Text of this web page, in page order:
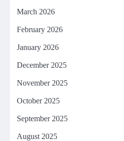
March 2026
February 2026
January 2026
December 2025
November 2025
October 2025
September 2025
August 2025